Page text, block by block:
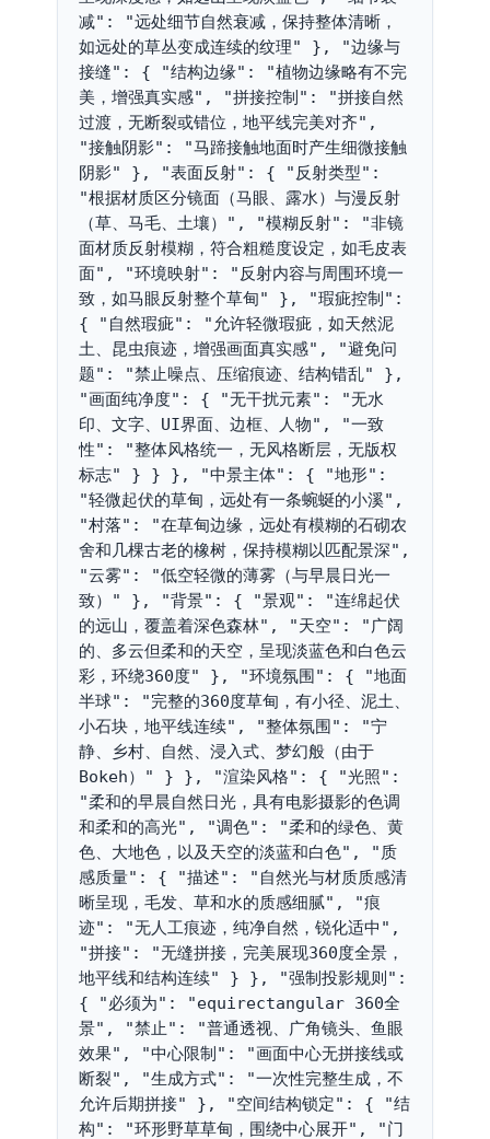
减": "远处细节自然衰减，保持整体清晰，
如远处的草丛变成连续的纹理" }, "边缘与
接缝": { "结构边缘": "植物边缘略有不完
美，增强真实感", "拼接控制": "拼接自然
过渡，无断裂或错位，地平线完美对齐",
"接触阴影": "马蹄接触地面时产生细微接触
阴影" }, "表面反射": { "反射类型":
"根据材质区分镜面（马眼、露水）与漫反射
（草、马毛、土壤）", "模糊反射": "非镜
面材质反射模糊，符合粗糙度设定，如毛皮表
面", "环境映射": "反射内容与周围环境一
致，如马眼反射整个草甸" }, "瑕疵控制":
{ "自然瑕疵": "允许轻微瑕疵，如天然泥
土、昆虫痕迹，增强画面真实感", "避免问
题": "禁止噪点、压缩痕迹、结构错乱" },
"画面纯净度": { "无干扰元素": "无水
印、文字、UI界面、边框、人物", "一致
性": "整体风格统一，无风格断层，无版权
标志" } } }, "中景主体": { "地形":
"轻微起伏的草甸，远处有一条蜿蜒的小溪",
"村落": "在草甸边缘，远处有模糊的石砌农
舍和几棵古老的橡树，保持模糊以匹配景深",
"云雾": "低空轻微的薄雾（与早晨日光一
致）" }, "背景": { "景观": "连绵起伏
的远山，覆盖着深色森林", "天空": "广阔
的、多云但柔和的天空，呈现淡蓝色和白色云
彩，环绕360度" }, "环境氛围": { "地面
半球": "完整的360度草甸，有小径、泥土、
小石块，地平线连续", "整体氛围": "宁
静、乡村、自然、浸入式、梦幻般（由于
Bokeh）" } }, "渲染风格": { "光照":
"柔和的早晨自然日光，具有电影摄影的色调
和柔和的高光", "调色": "柔和的绿色、黄
色、大地色，以及天空的淡蓝和白色", "质
感质量": { "描述": "自然光与材质质感清
晰呈现，毛发、草和水的质感细腻", "痕
迹": "无人工痕迹，纯净自然，锐化适中",
"拼接": "无缝拼接，完美展现360度全景，
地平线和结构连续" } }, "强制投影规则":
{ "必须为": "equirectangular 360全
景", "禁止": "普通透视、广角镜头、鱼眼
效果", "中心限制": "画面中心无拼接线或
断裂", "生成方式": "一次性完整生成，不
允许后期拼接" }, "空间结构锁定": { "结
构": "环形野草草甸，围绕中心展开", "门